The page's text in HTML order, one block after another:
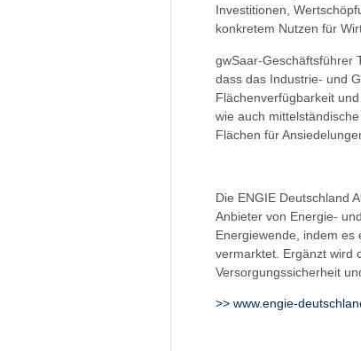
Investitionen,
konkretem Nutzen für
gwSaar-Geschäftsführer
dass das Industrie- und
Flächenverfügbarkeit
wie auch
Flächen für
Die ENGIE Deutschland
Anbieter von Energie-
Energiewende, indem
vermarktet. Ergänzt wird
Versorgungssicherheit
>> www.engie-